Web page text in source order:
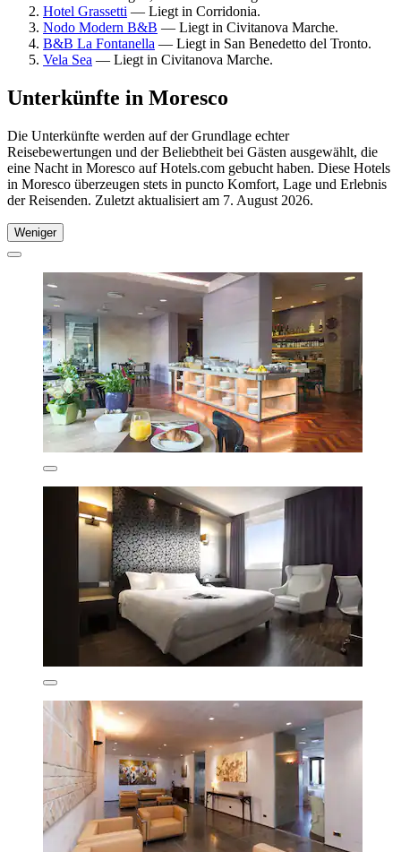
Hotel Grassetti — Liegt in Corridonia.
Nodo Modern B&B — Liegt in Civitanova Marche.
B&B La Fontanella — Liegt in San Benedetto del Tronto.
Vela Sea — Liegt in Civitanova Marche.
Unterkünfte in Moresco
Die Unterkünfte werden auf der Grundlage echter
Reisebewertungen und der Beliebtheit bei Gästen ausgewählt, die
eine Nacht in Moresco auf Hotels.com gebucht haben. Diese Hotels
in Moresco überzeugen stets in puncto Komfort, Lage und Erlebnis
der Reisenden. Zuletzt aktualisiert am 7. August 2026.
Weniger